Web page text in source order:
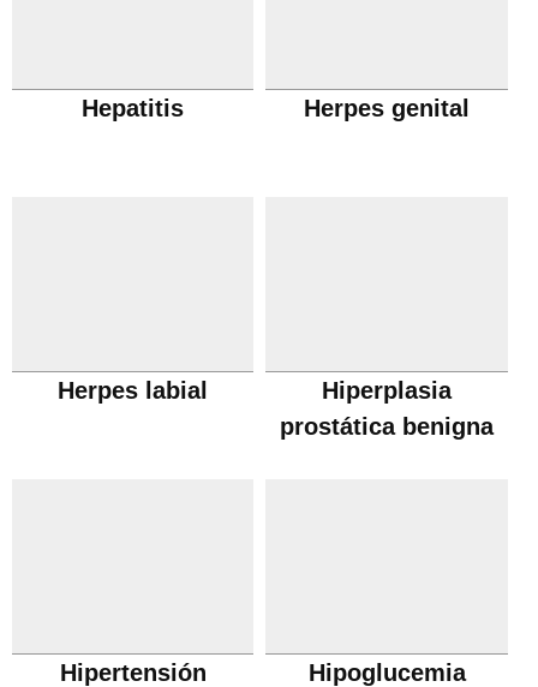
Hepatitis Herpes genital
Herpes labial
Hiperplasia
prostática benigna
Hipertensión Hipoglucemia